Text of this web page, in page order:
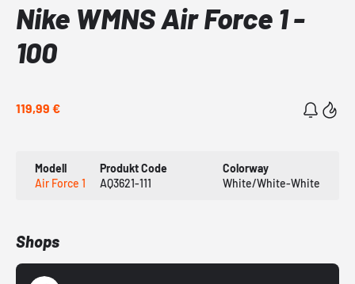
Nike WMNS Air Force 1 -
100
119,99 €
Modell
Air Force 1
Produkt Code
AQ3621-111
Colorway
White/White-White
Shops